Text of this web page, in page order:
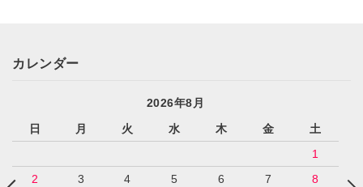
カレンダー
2026年8月
日
月 火 水 木 金
土
1
2
3 4 5 6 7
8